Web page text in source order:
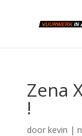
Zena
!
door kevin |